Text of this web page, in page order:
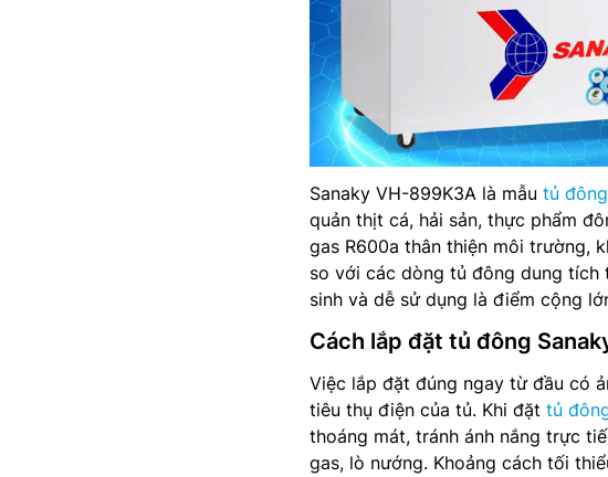
Sanaky VH-899K3A là mẫu tủ
quản thịt cá, hải sản, thực phẩm
gas R600a thân thiện môi trường,
so với các dòng tủ đông dung tích
sinh và dễ sử dụng là điểm cộng
Cách lắp đặt tủ đông
Việc lắp đặt đúng ngay từ đầu có
tiêu thụ điện của tủ. Khi đặt tủ
thoáng mát, tránh ánh nắng trực
gas, lò nướng. Khoảng cách tối